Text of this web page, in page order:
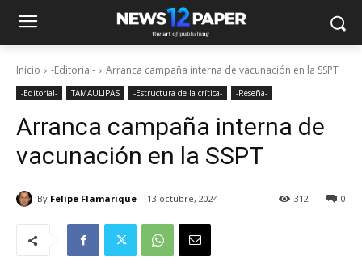
Inicio -Editorial- Arranca campaña interna de vacunación en la SSPT
-Editorial- TAMAULIPAS -Estructura de la crítica- -Reseña-
Arranca campaña interna de
vacunación en la SSPT
By Felipe Flamarique 13 octubre, 2024 0
312